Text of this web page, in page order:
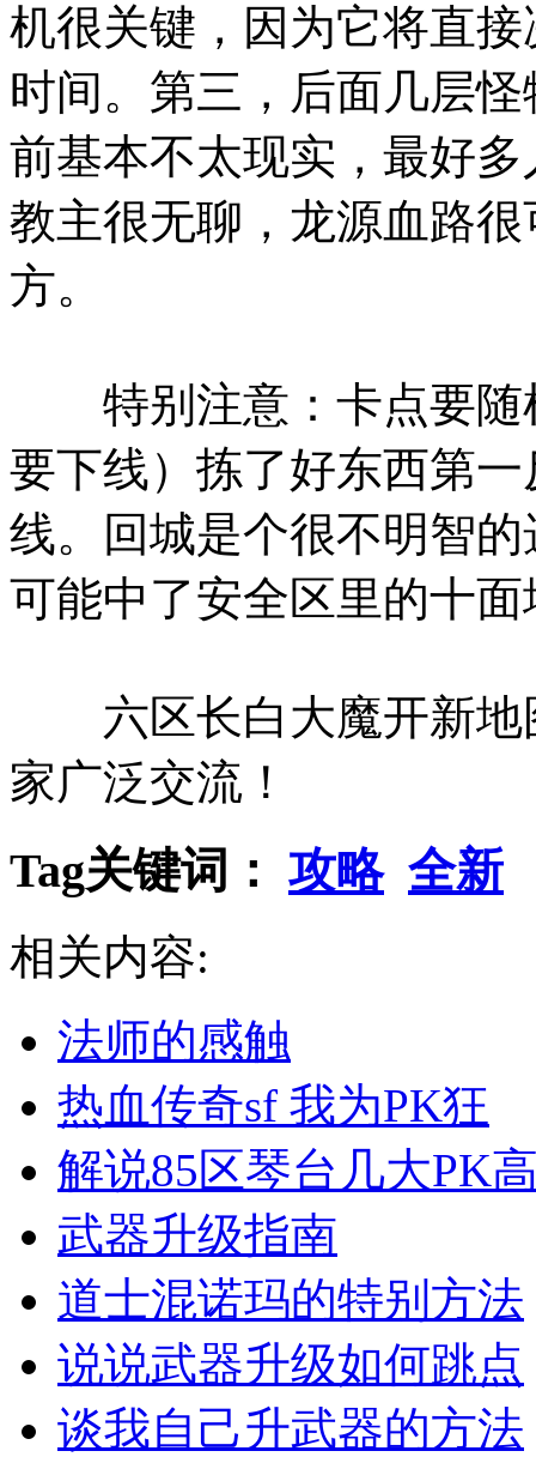
机很关键，因为它将直
时间。第三，后面几层
前基本不太现实，最好
教主很无聊，龙源血路
方。
特别注意：卡点要随
要下线）拣了好东西第
线。回城是个很不明智
可能中了安全区里的十面
六区长白大魔开新地
家广泛交流！
Tag关键词： 攻略 全新
相关内容:
法师的感触
热血传奇sf 我为PK狂
解说85区琴台几大PK
武器升级指南
道士混诺玛的特别方法
说说武器升级如何跳点
谈我自己升武器的方法